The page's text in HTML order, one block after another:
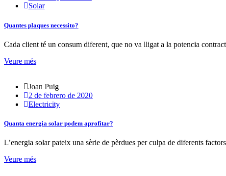
Solar
Quantes plaques necessito?
Cada client té un consum diferent, que no va lligat a la potencia
Veure més
Joan Puig
2 de febrero de 2020
Electricity
Quanta energia solar podem aprofitar?
L’energia solar pateix una sèrie de pèrdues per culpa de diferents
Veure més